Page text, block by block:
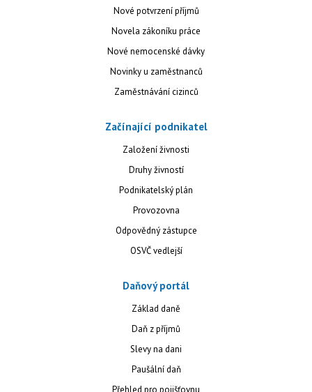
Nové potvrzení příjmů
Novela zákoníku práce
Nové nemocenské dávky
Novinky u zaměstnanců
Zaměstnávání cizinců
Začínající podnikatel
Založení živnosti
Druhy živností
Podnikatelský plán
Provozovna
Odpovědný zástupce
OSVČ vedlejší
Daňový portál
Základ daně
Daň z příjmů
Slevy na dani
Paušální daň
Přehled pro pojišťovnu